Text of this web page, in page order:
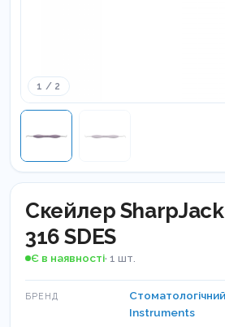
1 / 2
Скейлер SharpJack
316 SDES
Є в наявності· 1 шт.
БРЕНД
Instruments